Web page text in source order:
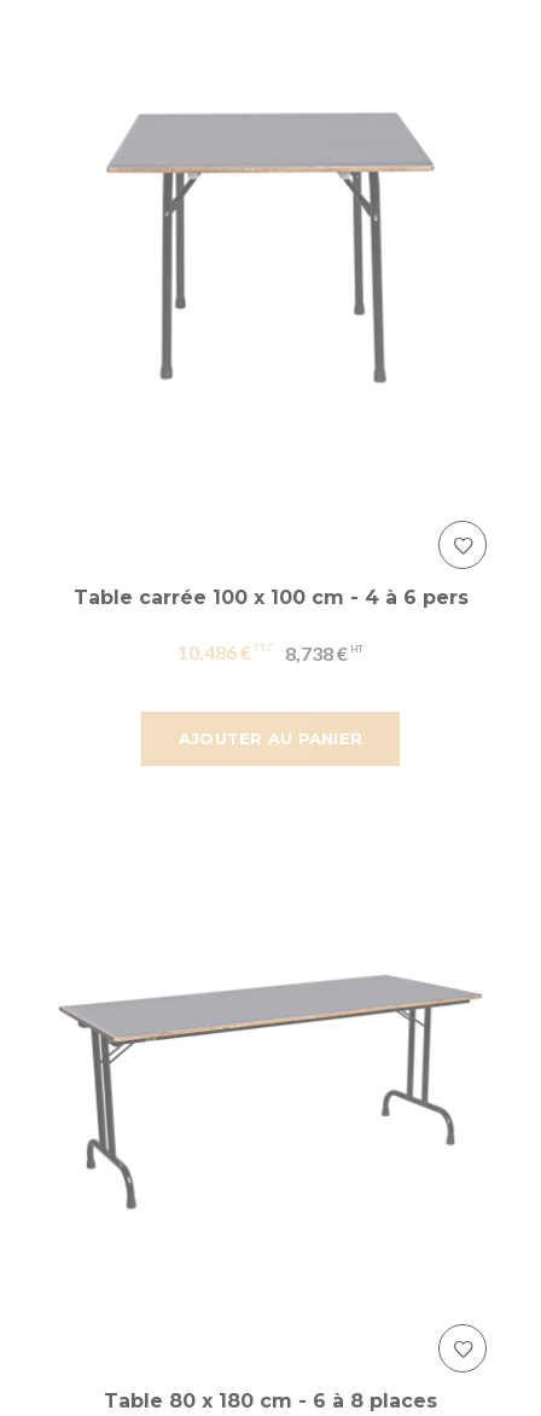
AJOUTER AU PANIER
Table carrée 100 x 100 cm - 4 à 6 pers
10,486 € 8,738 €
Table 80 x 180 cm - 6 à 8 places